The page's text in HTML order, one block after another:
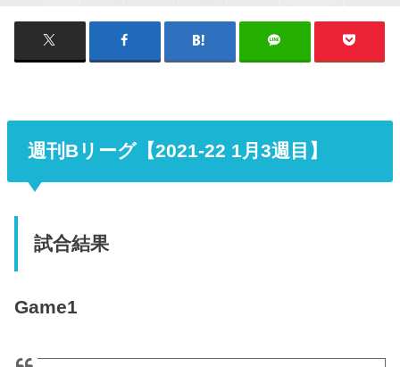
週刊Bリーグ【2021-22 1月3週目】
試合結果
Game1